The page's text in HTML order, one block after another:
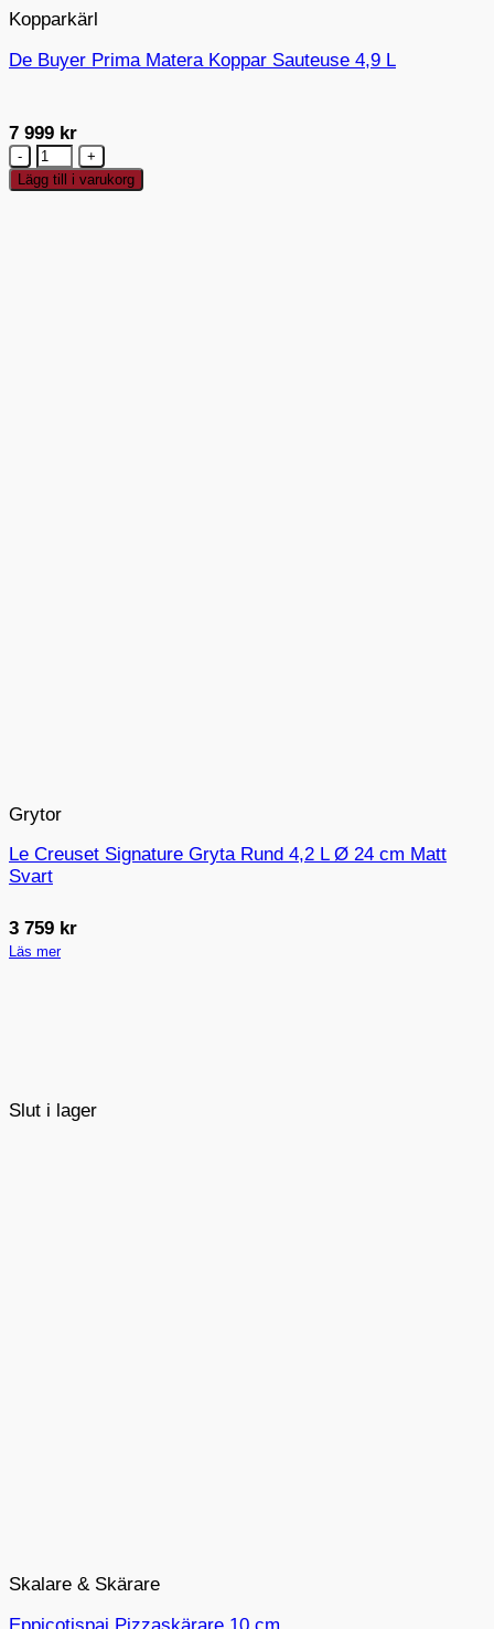
Kopparkärl
De Buyer Prima Matera Koppar Sauteuse 4,9 L
7 999 kr
De
Buyer
Lägg till i varukorg
Slut i lager
Grytor
Le Creuset Signature Gryta Rund 4,2 L Ø 24 cm Matt
Svart
3 759 kr
Läs mer
Skalare & Skärare